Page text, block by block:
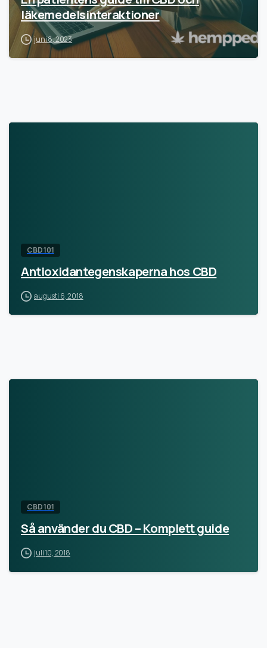
läkemedelsinteraktioner
juni 8, 2023
CBD 101
Antioxidantegenskaperna hos CBD
augusti 6, 2018
CBD 101
Så använder du CBD – Komplett guide
juli 10, 2018